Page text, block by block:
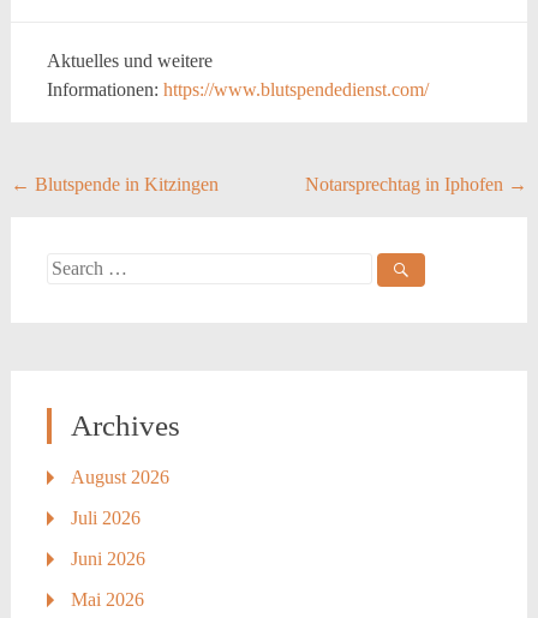
Aktuelles und weitere
Informationen: https://www.blutspendedienst.com/
Post
← Blutspende in Kitzingen Notarsprechtag in Iphofen →
Search
Archives
August 2026
Juli 2026
Juni 2026
Mai 2026